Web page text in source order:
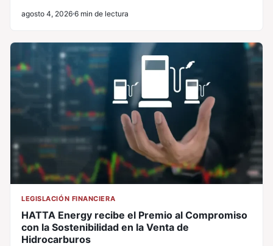
agosto 4, 2026 6 min de lectura
LEGISLACIÓN FINANCIERA
HATTA Energy recibe el Premio al Compromiso
con la Sostenibilidad en la Venta de
Hidrocarburos